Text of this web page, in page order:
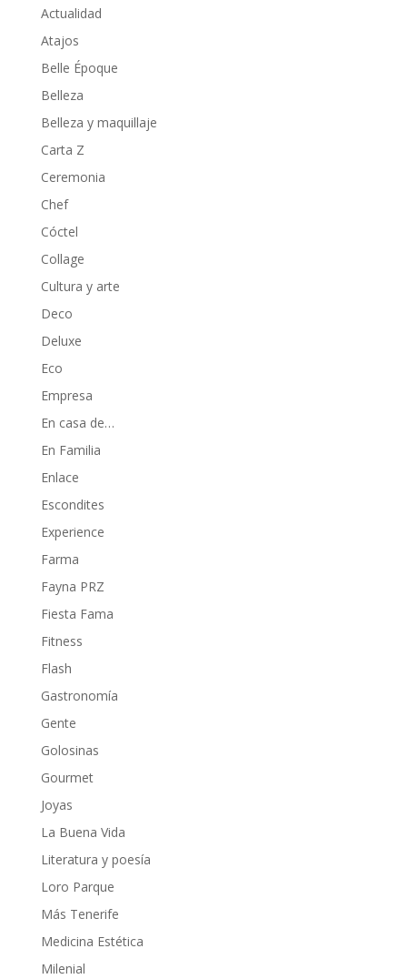
Actualidad
Atajos
Belle Époque
Belleza
Belleza y maquillaje
Carta Z
Ceremonia
Chef
Cóctel
Collage
Cultura y arte
Deco
Deluxe
Eco
Empresa
En casa de…
En Familia
Enlace
Escondites
Experience
Farma
Fayna PRZ
Fiesta Fama
Fitness
Flash
Gastronomía
Gente
Golosinas
Gourmet
Joyas
La Buena Vida
Literatura y poesía
Loro Parque
Más Tenerife
Medicina Estética
Milenial